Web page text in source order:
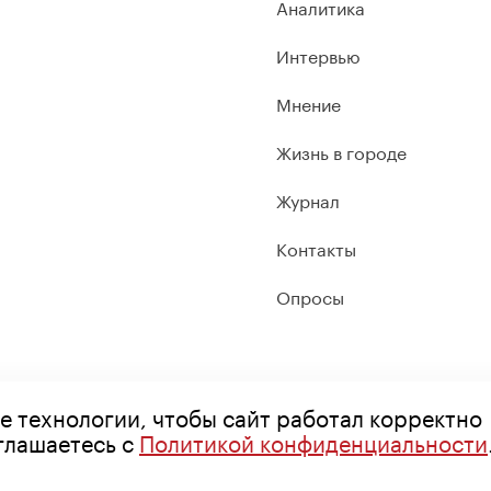
Аналитика
Интервью
Мнение
Жизнь в городе
Журнал
Контакты
Опросы
чтобы сайт работал корректно
сПолитикой конфиденциальности